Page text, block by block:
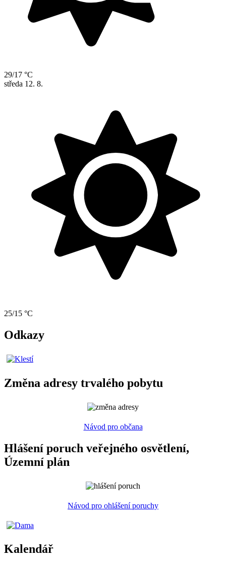
29/17 °C
středa 12. 8.
25/15 °C
Odkazy
Změna adresy trvalého pobytu
Návod pro občana
Hlášení poruch veřejného osvětlení,
Územní plán
Návod pro ohlášení poruchy
Kalendář